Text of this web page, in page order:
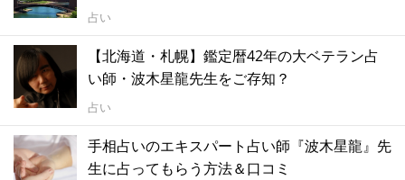
占い
【北海道・札幌】鑑定暦42年の大ベテラン占
い師・波木星龍先生をご存知？
占い
手相占いのエキスパート占い師『波木星龍』先
生に占ってもらう方法＆口コミ